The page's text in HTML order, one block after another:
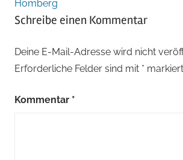
Homberg
Schreibe einen Kommentar
Deine E-Mail-Adresse wird nicht
Erforderliche Felder sind mit * markiert
Kommentar *